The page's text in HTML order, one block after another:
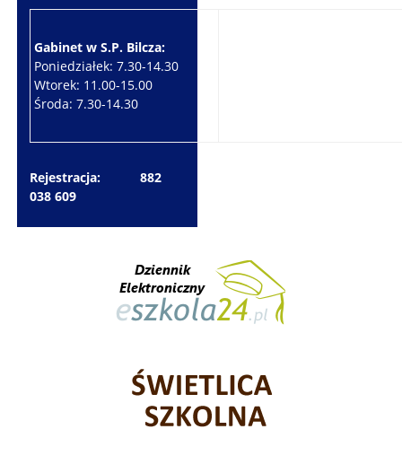
Gabinet w S.P. Bilcza:
Poniedziałek: 7.30-14.30
Wtorek: 11.00-15.00
Środa: 7.30-14.30
Rejestracja: 882
038 609